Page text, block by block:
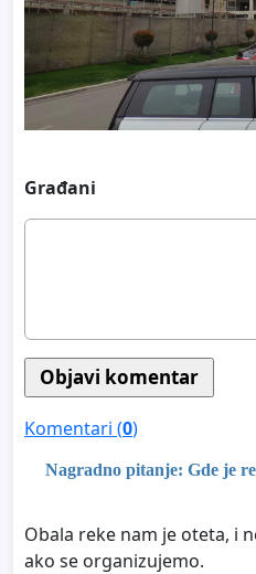
Građani
Komentari (0)
Nagradno pitanje: Gde je
Obala reke nam je oteta, i
ako se organizujemo.